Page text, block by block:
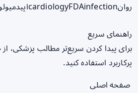
روان
cardiologyFDAinfection
راهنمای سریع
برای پیدا کردن سریع‌تر مطالب پزشکی،
پرکاربرد استفاده کنید.
صفحه اصلی